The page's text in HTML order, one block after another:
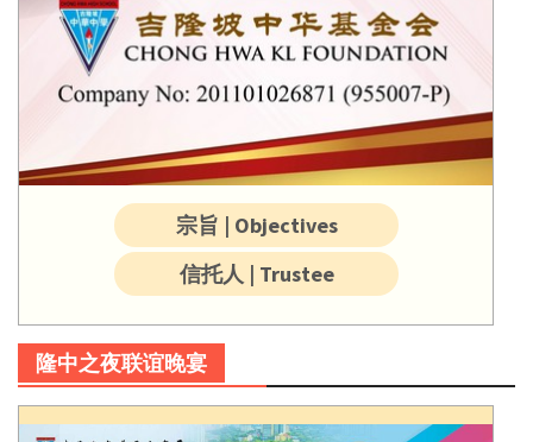
宗旨 | Objectives
信托人 | Trustee
隆中之夜联谊晚宴